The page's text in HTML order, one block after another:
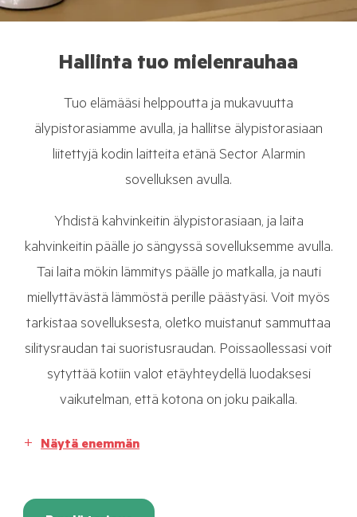
Hallinta tuo mielenrauhaa
Tuo elämääsi helppoutta ja mukavuutta
älypistorasiamme avulla, ja hallitse älypistorasiaan
liitettyjä kodin laitteita etänä Sector Alarmin
sovelluksen avulla.
Yhdistä kahvinkeitin älypistorasiaan, ja laita
kahvinkeitin päälle jo sängyssä sovelluksemme avulla.
Tai laita mökin lämmitys päälle jo matkalla, ja nauti
miellyttävästä lämmöstä perille päästyäsi. Voit myös
tarkistaa sovelluksesta, oletko muistanut sammuttaa
silitysraudan tai suoristusraudan. Poissaollessasi voit
sytyttää kotiin valot etäyhteydellä luodaksesi
vaikutelman, että kotona on joku paikalla.
Näytä enemmän